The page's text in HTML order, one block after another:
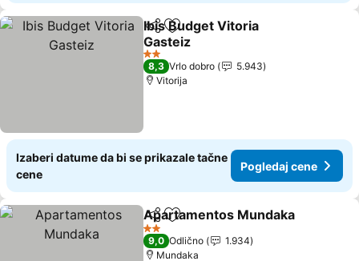
Deli Dodati u favorite
Ibis Budget Vitoria
Gasteiz
Pogledaj cene
2 Zvezdice
8,3 Vrlo dobro
5.943
Vitorija
Izaberi datume da bi se prikazale tačne
cene
Pogledaj cene
Deli Dodati u favorite
Apartamentos Mundaka
2 Zvezdice
9,0 Odlično
1.934
Mundaka